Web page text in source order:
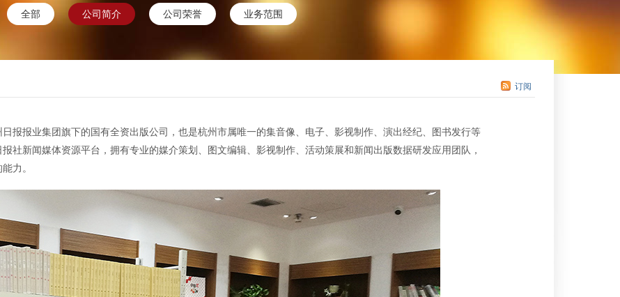
全部 公司简介 公司荣誉 业务范围
订阅
报报业集团旗下的国有全资出版公司，也是杭州市属唯一的集音像、电子、影视制作、演出经纪、图书发行等
社新闻媒体资源平台，拥有专业的媒介策划、图文编辑、影视制作、活动策展和新闻出版数据研发应用团队，
力。